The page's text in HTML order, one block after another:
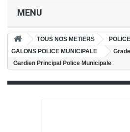
MENU
TOUS NOS METIERS
GALONS POLICE MUNICIPALE
Gardien Principal Police Municipale